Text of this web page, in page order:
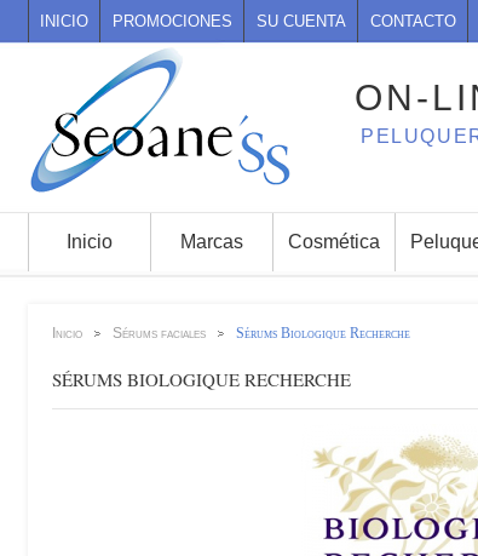
ON-
INICIO PROMOCIONES SU CUENTA CONTACTO
Inicio Marcas Cosmética
Inicio
Sérums faciales
Sérums Biologique Recherche
SÉRUMS BIOLOGIQUE RECHERCHE